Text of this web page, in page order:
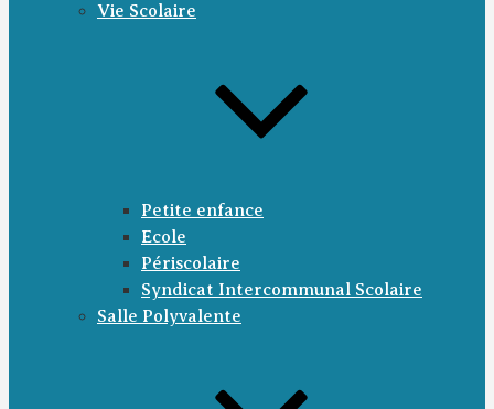
Vie Scolaire
Petite enfance
Ecole
Périscolaire
Syndicat Intercommunal Scolaire
Salle Polyvalente